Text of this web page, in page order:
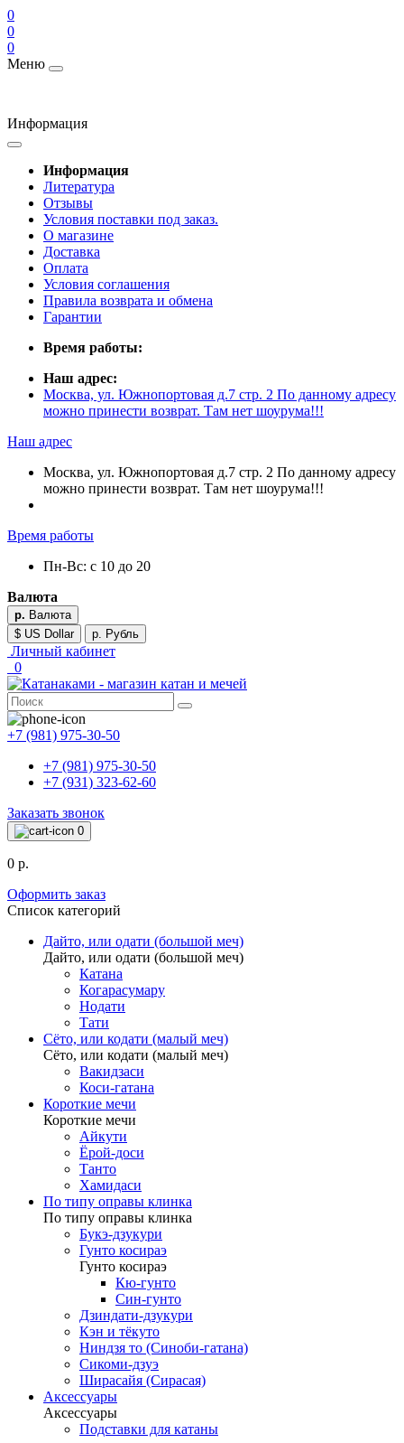
0
0
0
Меню
Информация
Информация
Литература
Отзывы
Условия поставки под заказ.
О магазине
Доставка
Оплата
Условия соглашения
Правила возврата и обмена
Гарантии
Время работы:
Наш адрес:
Москва, ул. Южнопортовая д.7 стр. 2 По данному адресу
можно принести возврат. Там нет шоурума!!!
Наш адрес
Москва, ул. Южнопортовая д.7 стр. 2 По данному адресу
можно принести возврат. Там нет шоурума!!!
Время работы
Пн-Вс: с 10 до 20
Валюта
р. Валюта
$ US Dollar
р. Рубль
Личный кабинет
0
+7 (981) 975-30-50
+7 (981) 975-30-50
+7 (931) 323-62-60
Заказать звонок
0
0 р.
Оформить заказ
Список категорий
Дайто, или одати (большой меч)
Дайто, или одати (большой меч)
Катана
Когарасумару
Нодати
Тати
Сёто, или кодати (малый меч)
Сёто, или кодати (малый меч)
Вакидзаси
Коси-гатана
Короткие мечи
Короткие мечи
Айкути
Ёрой-доси
Танто
Хамидаси
По типу оправы клинка
По типу оправы клинка
Букэ-дзукури
Гунто косираэ
Гунто косираэ
Кю-гунто
Син-гунто
Дзиндати-дзукури
Кэн и тёкуто
Ниндзя то (Синоби-гатана)
Сикоми-дзуэ
Ширасайя (Сирасая)
Аксессуары
Аксессуары
Подставки для катаны